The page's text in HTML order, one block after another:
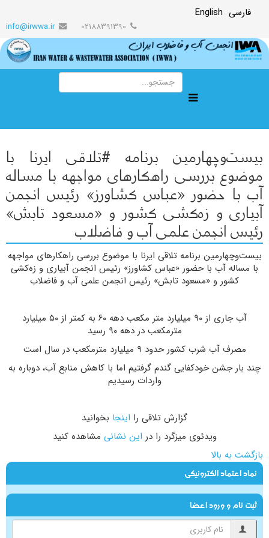
فارسی English
info@irwwa.ir
بیست‌وچهارمین برنامه #تلاقی ایرنا با
موضوع بررسی راهکارهای مواجهه با مساله
آب با حضور «عباس کشاورز» رئیس انجمن
آبیاری و زه‌کشی کشور و «مسعود تابش»
رئیس انجمن علمی آب و فاضلاب
بیست‌وچهارمین برنامه تلاقی ایرنا با موضوع بررسی راهکارهای مواجهه
با مساله آب با حضور «عباس کشاورز» رئیس انجمن آبیاری و زه‌کشی
کشور و «مسعود تابش» رئیس انجمن علمی آب و فاضلاب
آب جاری از ۹۰ میلیارد متر مکعب دهه ۶۰ به کمتر از ۵۰ میلیارد
مترمکعب در دهه ۹۰ رسید
مصرف آب شرب کشور حدود ۹ میلیارد مترمکعب در سال است
چند بار جشن خودکفایی گندم گرفتیم اما با کاهش منابع آب، دوباره به
واردات رسیدیم
گزارش تلاقی را اینجا بخوانید
ویدئوی میزگرد را در این نشانی مشاهده کنید
بازگشت به بالا
نماد اعتماد الکترونیکی
ثبت نام و ورود اعضا